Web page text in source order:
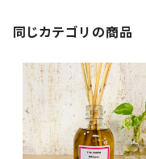
同じカテゴリの商品